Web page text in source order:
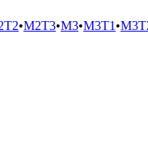
•М2Т3•М3•М3Т1 •